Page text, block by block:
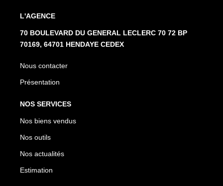
L'AGENCE
70 BOULEVARD DU GENERAL LECLERC 70 72 BP
70169, 64701 HENDAYE CEDEX
Nous contacter
Présentation
NOS SERVICES
Nos biens vendus
Nos outils
Nos actualités
Estimation